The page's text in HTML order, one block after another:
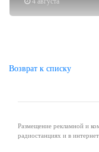
Возврат к списку
Размещение рекламной и
радиостанциях и в